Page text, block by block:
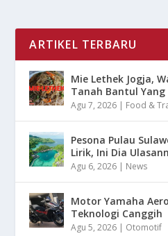
ARTIKEL TERBARU
Mie Lethek Jogja,
Tanah Bantul Yang
Agu 7, 2026 | Food &
Pesona Pulau
Lirik, Ini Dia
Agu 6, 2026 | News
Motor Yamaha
Teknologi Canggih
Agu 5, 2026 | Otomotif